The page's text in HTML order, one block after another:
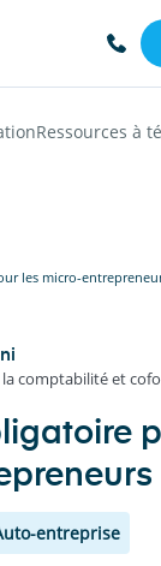
Ressources à
les micro-
la comptabilité et
entreprise